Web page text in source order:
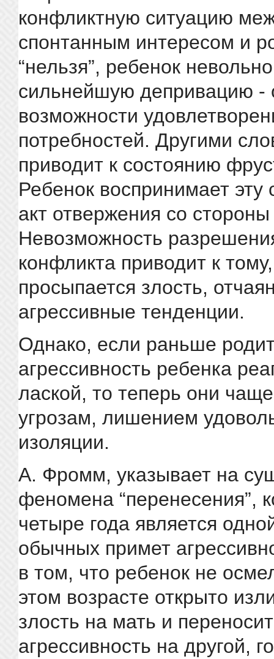
конфликтную ситуацию
спонтанным интересом и
“нельзя”, ребенок
сильнейшую депривацию -
возможности
потребностей. Другими
приводит к состоянию
Ребенок воспринимает эту
акт отвержения со
Невозможность
конфликта приводит к
просыпается злость,
агрессивные тенденции.
Однако, если раньше
агрессивность ребенка
лаской, то теперь они
угрозам, лишением
изоляции.
А. Фромм, указывает на
феномена “перенесения”,
четыре года является
обычных примет
в том, что ребенок не
этом возрасте открыто
злость на мать и
агрессивность на другой,